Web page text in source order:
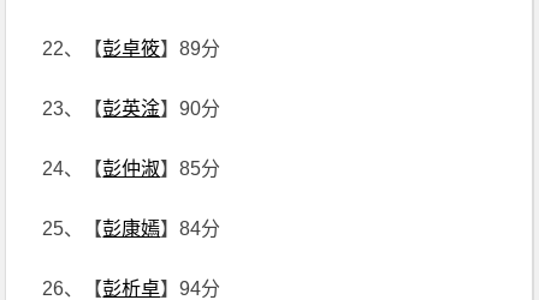
22、【彭卓筱】89分
23、【彭英淦】90分
24、【彭仲淑】85分
25、【彭康嫣】84分
26、【彭析卓】94分